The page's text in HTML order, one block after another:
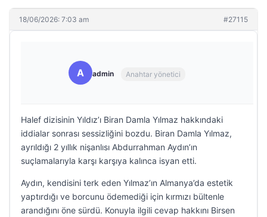
18/06/2026: 7:03 am #27115
A admin Anahtar yönetici
Halef dizisinin Yıldız’ı Biran Damla Yılmaz hakkındaki
iddialar sonrası sessizliğini bozdu. Biran Damla Yılmaz,
ayrıldığı 2 yıllık nişanlısı Abdurrahman Aydın’ın
suçlamalarıyla karşı karşıya kalınca isyan etti.
Aydın, kendisini terk eden Yılmaz’ın Almanya’da estetik
yaptırdığı ve borcunu ödemediği için kırmızı bültenle
arandığını öne sürdü. Konuyla ilgili cevap hakkını Birsen